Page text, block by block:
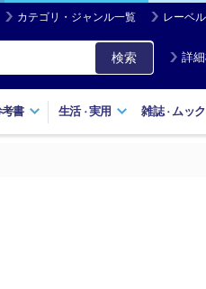
カテゴリ・ジャンル一覧 レーベ
検索 詳
書 生活・実用 雑誌・ ムック